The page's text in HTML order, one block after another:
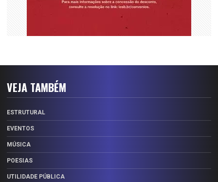
VEJA TAMBÉM
ESTRUTURAL
EVENTOS
MÚSICA
POESIAS
UTILIDADE PÚBLICA